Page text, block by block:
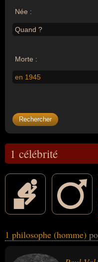
Née :
Quand ?
Morte :
en 1945
1 célébrité
des liens variés dans les
écrivain ou poète. En ce qui
1 philosophe (homme)